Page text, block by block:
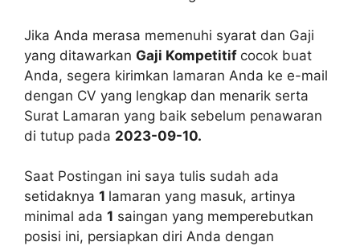
Jika Anda merasa memenuhi syarat dan Gaji
yang ditawarkan Gaji Kompetitif cocok buat
Anda, segera kirimkan lamaran Anda ke e-mail
dengan CV yang lengkap dan menarik serta
Surat Lamaran yang baik sebelum penawaran
di tutup pada 2023-09-10.
Saat Postingan ini saya tulis sudah ada
setidaknya 1 lamaran yang masuk, artinya
minimal ada 1 saingan yang memperebutkan
posisi ini, persiapkan diri Anda dengan